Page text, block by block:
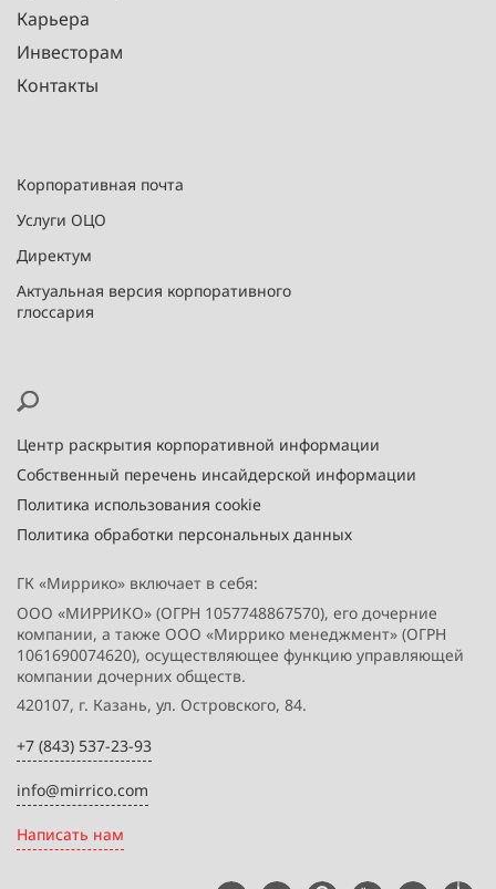
Карьера
Инвесторам
Контакты
Корпоративная почта
Услуги ОЦО
Директум
Актуальная версия корпоративного
глоссария
Центр раскрытия корпоративной информации
Собственный перечень инсайдерской информации
Политика использования cookie
Политика обработки персональных данных
ГК «Миррико» включает в себя:
ООО «МИРРИКО» (ОГРН 1057748867570), его дочерние
компании, а также ООО «Миррико менеджмент» (ОГРН
1061690074620), осуществляющее функцию управляющей
компании дочерних обществ.
420107, г. Казань, ул. Островского, 84.
+7 (843) 537-23-93
info@mirrico.com
Написать нам